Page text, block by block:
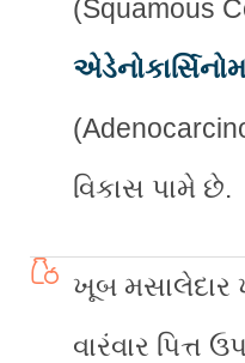
(Squamous
વિકાસ પામે છે.
ખૂબ મસાલેદાર
વારંવાર પિત્ત